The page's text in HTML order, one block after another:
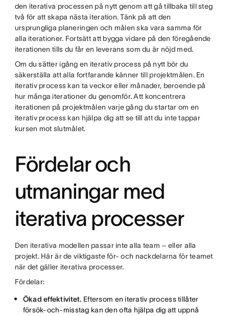
den iterativa processen på nytt genom att gå tillbaka till steg
två för att skapa nästa iteration. Tänk på att den
ursprungliga planeringen och målen ska vara samma för
alla iterationer. Fortsätt att bygga vidare på den föregående
iterationen tills du får en leverans som du är nöjd med.
Om du sätter igång en iterativ process på nytt bör du
säkerställa att alla fortfarande känner till projektmålen. En
iterativ process kan ta veckor eller månader, beroende på
hur många iterationer du genomför. Att koncentrera
iterationen på projektmålen varje gång du startar om en
iterativ process kan hjälpa dig att se till att du inte tappar
kursen mot slutmålet.
Fördelar och
utmaningar med
iterativa processer
Den iterativa modellen passar inte alla team – eller alla
projekt. Här är de viktigaste för- och nackdelarna för teamet
när det gäller iterativa processer.
Fördelar:
Ökad effektivitet. Eftersom en iterativ process tillåter
försök-och-misstag kan den ofta hjälpa dig att uppnå